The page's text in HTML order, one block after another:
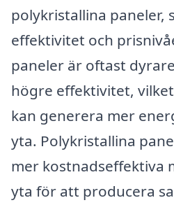
polykristallina paneler,
effektivitet och
paneler är oftast
högre effektivitet,
kan generera mer
yta. Polykristallina
mer kostnadseffektiva
yta för att producera